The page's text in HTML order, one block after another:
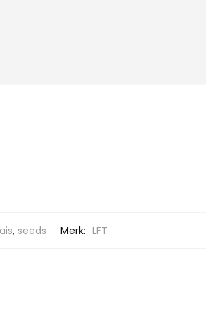
, seeds Merk: LFT